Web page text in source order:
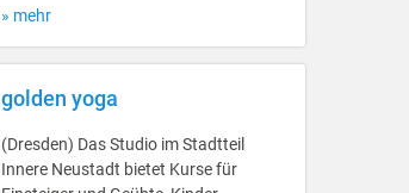
» mehr
golden yoga
(Dresden) Das Studio im Stadtteil
Innere Neustadt bietet Kurse für